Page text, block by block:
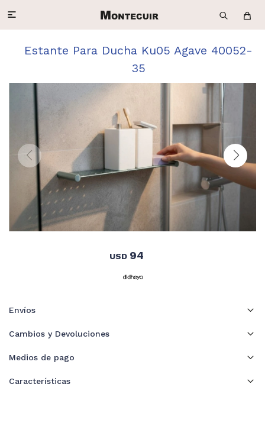

Estante Para Ducha Ku05 Agave 40052-
35
USD 94
Envíos
Cambios y Devoluciones
Medios de pago
Características